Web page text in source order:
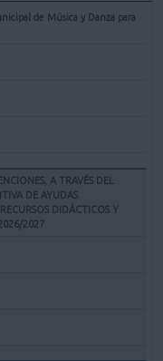
de Música y Danza para
A TRAVÉS DEL
DE AYUDAS
DIDÁCTICOS Y
2027